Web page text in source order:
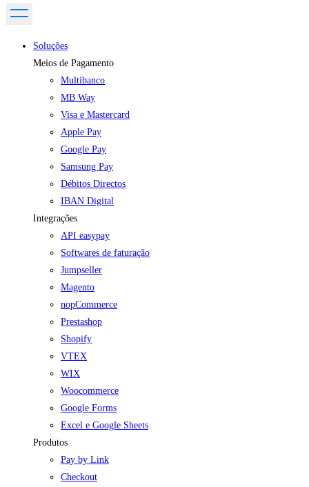
Soluções
Meios de Pagamento
Multibanco
MB Way
Visa e Mastercard
Apple Pay
Google Pay
Samsung Pay
Débitos Directos
IBAN Digital
Integrações
API easypay
Softwares de faturação
Jumpseller
Magento
nopCommerce
Prestashop
Shopify
VTEX
WIX
Woocommerce
Google Forms
Excel e Google Sheets
Produtos
Pay by Link
Checkout